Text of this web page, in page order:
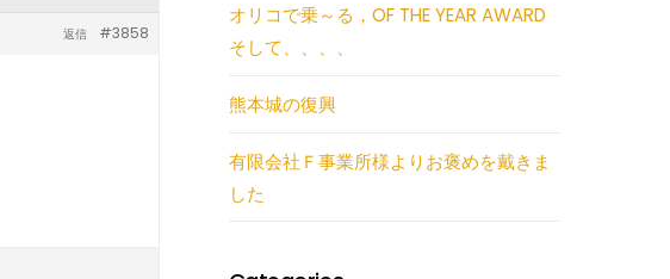
#3858
返信
オリコで乗～る，OF THE YEAR AWARD
そして、、、、
熊本城の復興
有限会社Ｆ事業所様よりお褒めを戴きま
した